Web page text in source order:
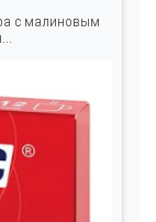
с малиновым